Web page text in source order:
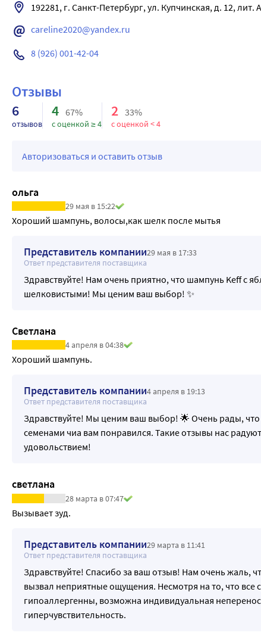
Преимущества:
Укрепленные волосы по всей длине.
Естественный блеск и гладкость.
Результат: волосы выглядят здоровыми, ухоженными и
192281, г. Санкт-Петербург, ул. Купчинская, д. 12, лит.
careline2020@yandex.ru
8 (926) 001-42-04
Отзывы
6
отзывов
4 67%
с оценкой ≥ 4
2 33%
с оценкой < 4
Авторизоваться и оставить отзыв
ольга
29 мая в 15:22
Хороший шампунь, волосы,как шелк после мытья
Представитель компании29 мая в 17:33
Ответ представителя поставщика
Здравствуйте! Нам очень приятно, что шампунь Keff с
шелковистыми! Мы ценим ваш выбор! ✨
Светлана
4 апреля в 04:38
Хороший шампунь.
Представитель компании4 апреля в 19:13
Ответ представителя поставщика
Здравствуйте! Мы ценим ваш выбор! 🌟 Очень рады, что
семенами чиа вам понравился. Такие отзывы нас
удовольствием!
светлана
28 марта в 07:47
Вызывает зуд.
Представитель компании29 марта в 11:41
Ответ представителя поставщика
Здравствуйте! Спасибо за ваш отзыв! Нам очень жаль,
вызвал неприятные ощущения. Несмотря на то, что все
гипоаллергенны, возможна индивидуальная
гиперчувствительность.